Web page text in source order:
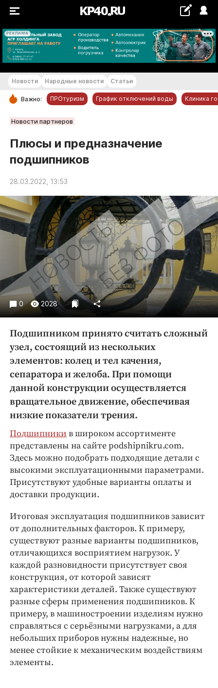
РЕКЛАМА
+16...+17 °С
РУБРИКИ
Новости компаний
Статьи
Народные новости
Авто и транспорт
Благоустройство
Криминал
Культура
Недвижимость и ЖКХ
Образование
Общество
Погода
Праздники
ПРОЕКТЫ
Интересное чтиво
Клиника года
Бренд года
Работодатель года
Новости Народные новости Статьи
Важно: ПРОтуризм График отключений воды Клиника
Новости партнеров
Плюсы и предназначение
подшипников
28.03.2022, 13:53
0 2028
Подшипником принято считать сложный
узел, состоящий из нескольких
элементов: колец и тел качения,
сепаратора и желоба. При помощи
данной конструкции осуществляется
вращательное движение, обеспечивая
низкие показатели трения.
Подшипники в широком ассортименте
представлены на сайте podshipnikru.com.
Здесь можно подобрать подходящие детали с
высокими эксплуатационными параметрами.
Присутствуют удобные варианты оплаты и
доставки продукции.
Итоговая эксплуатация подшипников зависит
от дополнительных факторов. К примеру,
существуют разные варианты подшипников,
отличающихся восприятием нагрузок. У
каждой разновидности присутствует своя
конструкция, от которой зависят
характеристики деталей. Также существуют
разные сферы применения подшипников. К
примеру, в машиностроении изделиям нужно
справляться с серьёзными нагрузками, а для
небольших приборов нужны надежные, но
менее стойкие к механическим воздействиям
элементы.